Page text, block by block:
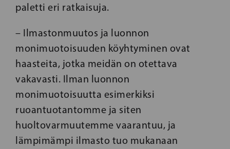
paletti eri ratkaisuja.
– Ilmastonmuutos ja luonnon
monimuotoisuuden köyhtyminen ovat
haasteita, jotka meidän on otettava
vakavasti. Ilman luonnon
monimuotoisuutta esimerkiksi
ruoantuotantomme ja siten
huoltovarmuutemme vaarantuu, ja
lämpimämpi ilmasto tuo mukanaan